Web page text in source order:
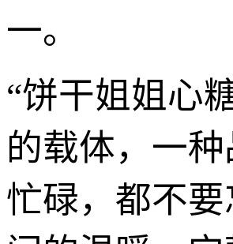
一。
“饼干姐姐心
的载体，一
忙碌，都不